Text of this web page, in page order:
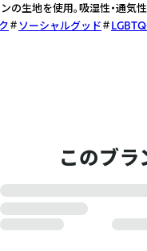
生地を使用。吸湿性・通気
ソーシャルグッド
このブラ